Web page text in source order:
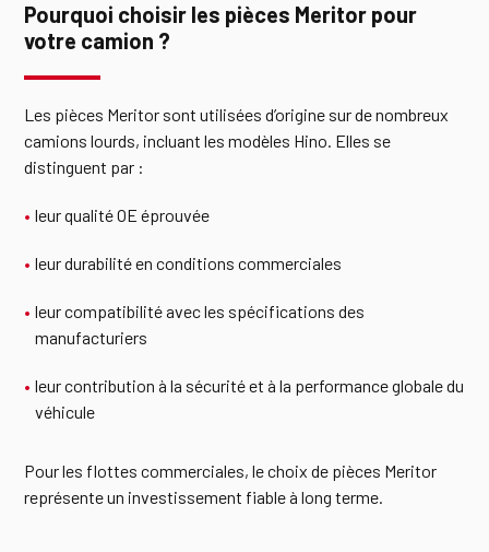
Pourquoi choisir les pièces Meritor pour
votre camion ?
Les pièces Meritor sont utilisées d’origine sur de nombreux
camions lourds, incluant les modèles Hino. Elles se
distinguent par :
leur qualité OE éprouvée
leur durabilité en conditions commerciales
leur compatibilité avec les spécifications des
manufacturiers
leur contribution à la sécurité et à la performance globale du
véhicule
Pour les flottes commerciales, le choix de pièces Meritor
représente un investissement fiable à long terme.